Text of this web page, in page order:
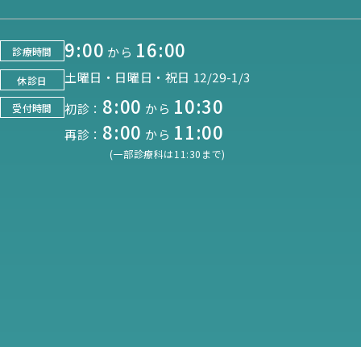
診療時間 9:00 から 16:00
休診日 土曜日・日曜日・祝日 12/29-1/3
受付時間 初診： 8:00 から 10:30
再診： 8:00 から 11:00
(一部診療科は11:30まで)